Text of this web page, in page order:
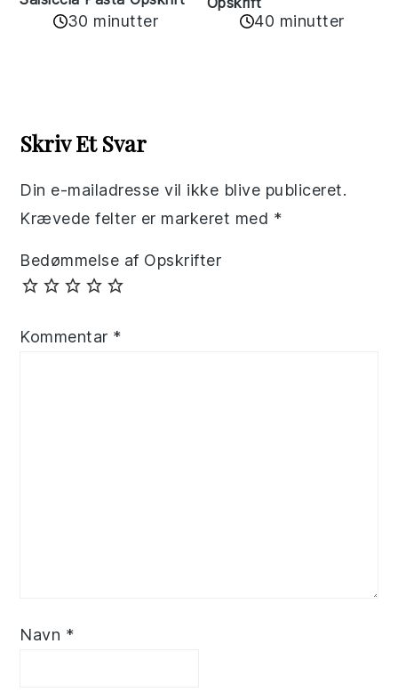
30 minutter 40 minutter
Interactions
Skriv Et Svar
Din e-mailadresse vil ikke blive publiceret.
Krævede felter er markeret med *
Bedømmelse af Opskrifter
Kommentar *
Navn *